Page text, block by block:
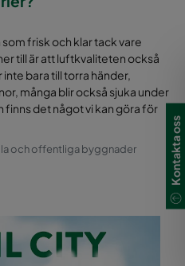
frisk och klar tack vare
till är att luftkvaliteten också
bara till torra händer,
många blir också sjuka under
finns det något vi kan göra för
och offentliga byggnader
Kontakta oss